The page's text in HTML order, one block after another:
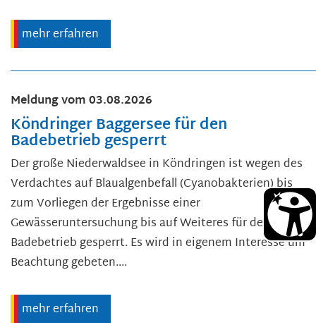
mehr erfahren
Meldung vom03.08.2026
Köndringer Baggersee für den
Badebetrieb gesperrt
Der große Niederwaldsee in Köndringen ist wegen des
Verdachtes auf Blaualgenbefall (Cyanobakterien) bis
zum Vorliegen der Ergebnisse einer
Gewässeruntersuchung bis auf Weiteres für den
Badebetrieb gesperrt. Es wird in eigenem Interesse um
Beachtung gebeten....
mehr erfahren